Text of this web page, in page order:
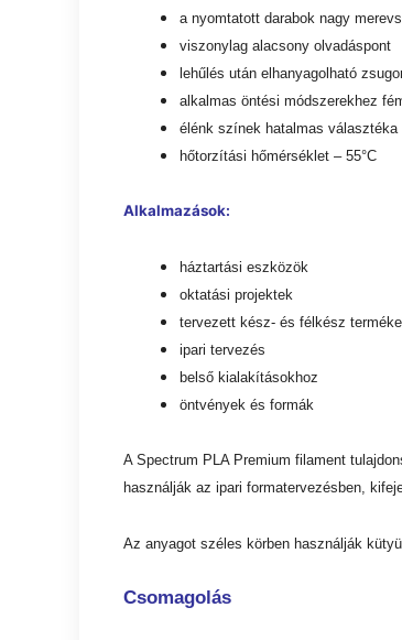
a nyomtatott darabok nagy
viszonylag alacsony olvadáspont
lehűlés után elhanyagolható
alkalmas öntési módszerekhez
élénk színek hatalmas választéka
hőtorzítási hőmérséklet – 55°C
Alkalmazások:
háztartási eszközök
oktatási projektek
tervezett kész- és félkész
ipari tervezés
belső kialakításokhoz
öntvények és formák
A Spectrum PLA Premium filament
használják az ipari formatervezésben,
Az anyagot széles körben használják
Csomagolás